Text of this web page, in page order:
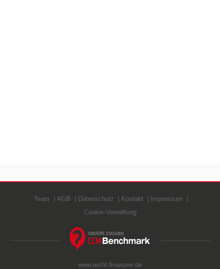
Team AGB Datenschutz Kontakt
Impressum
Cookie-Verwaltung
www.recht-finanzen.de